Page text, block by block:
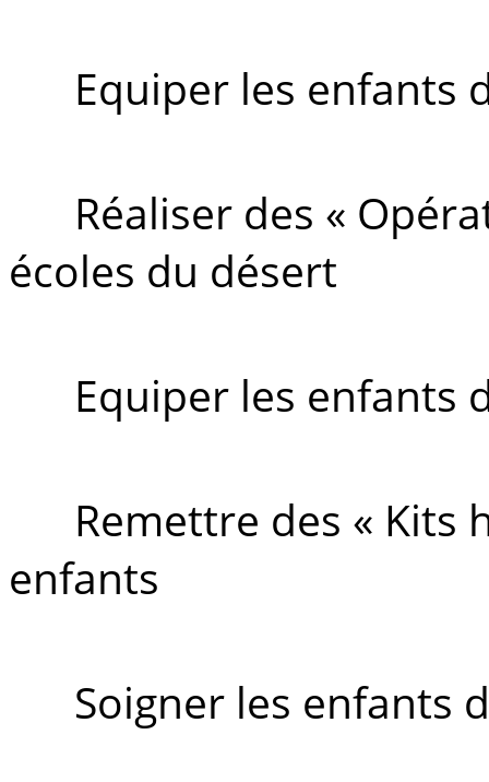
Equiper les enfants
Réaliser des «
écoles du désert
Equiper les enfants
Remettre des « Kits
enfants
Soigner les enfants